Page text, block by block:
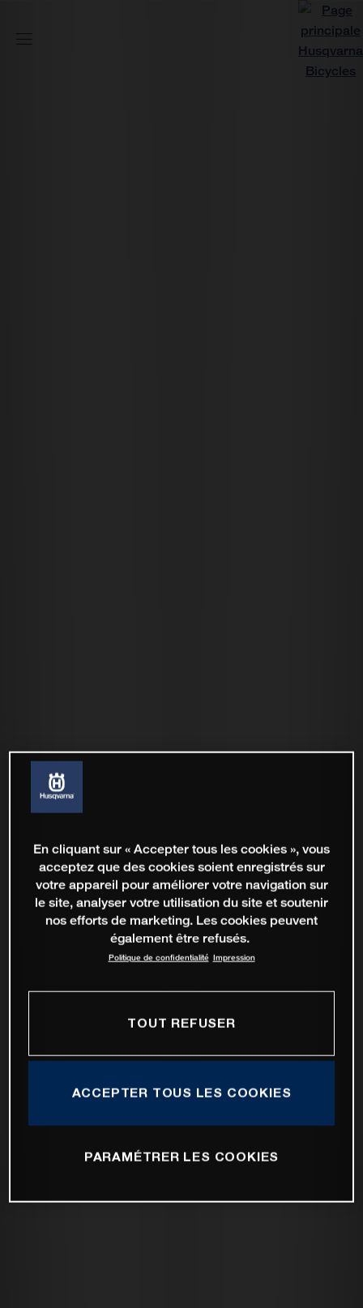
En cliquant sur « Accepter tous les cookies », vous
acceptez que des cookies soient enregistrés sur
votre appareil pour améliorer votre navigation sur
le site, analyser votre utilisation du site et soutenir
nos efforts de marketing. Les cookies peuvent
également être refusés.
Politique de confidentialité Impression
TOUT REFUSER
ACCEPTER TOUS LES COOKIES
PARAMÉTRER LES COOKIES